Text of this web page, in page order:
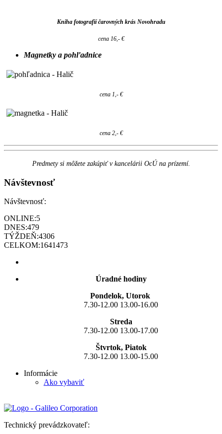
Kniha fotografií čarovných krás Novohradu
cena 16,- €
Magnetky a pohľadnice
cena 1,- €
cena 2,- €
Predmety si môžete zakúpiť v kancelárii OcÚ na prízemí.
Návštevnosť
Návštevnosť:
ONLINE:5
DNES:479
TÝŽDEŇ:4306
CELKOM:1641473
Úradné hodiny
Pondelok, Utorok
7.30-12.00 13.00-16.00
Streda
7.30-12.00 13.00-17.00
Štvrtok, Piatok
7.30-12.00 13.00-15.00
Informácie
Ako vybaviť
Technický prevádzkovateľ: